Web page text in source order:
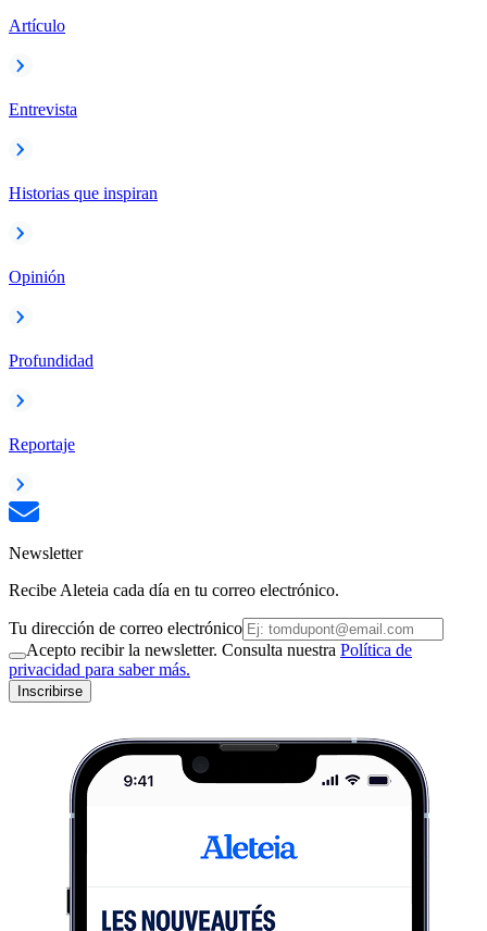
Artículo
Entrevista
Historias que inspiran
Opinión
Profundidad
Reportaje
Newsletter
Recibe Aleteia cada día en tu correo electrónico.
Tu dirección de correo electrónico
Acepto recibir la newsletter. Consulta nuestra Política de
privacidad para saber más.
Inscribirse